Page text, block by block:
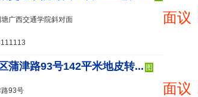
面议
广西交通学院斜对面
蒲津路93号142平米地皮转... 图
面议
93号